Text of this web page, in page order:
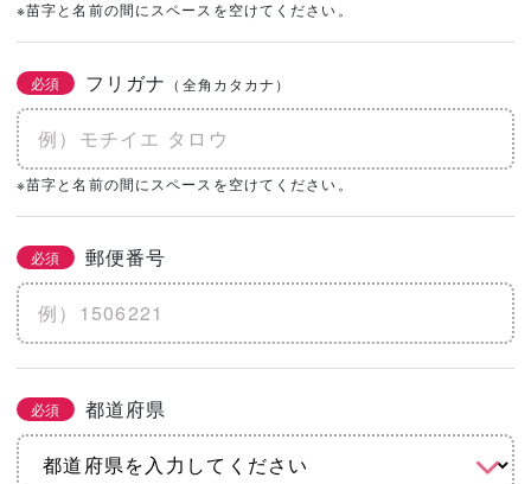
必須 あなたの生年月日
必須 土地の有無
なし あり 購入予定がある
0㎡
2/3 必須 こだわりをチェック
※苗字と名前の間にスペースを空けてください。
必須 フリガナ （全角カタカナ）
※苗字と名前の間にスペースを空けてください。
必須 郵便番号
必須 都道府県